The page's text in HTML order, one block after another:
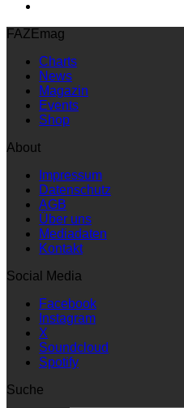
FAZEmag
Charts
News
Magazin
Events
Shop
About
Impressum
Datenschutz
AGB
Über uns
Mediadaten
Kontakt
Social Media
Facebook
Instagram
X
Soundcloud
Spotify
Suche